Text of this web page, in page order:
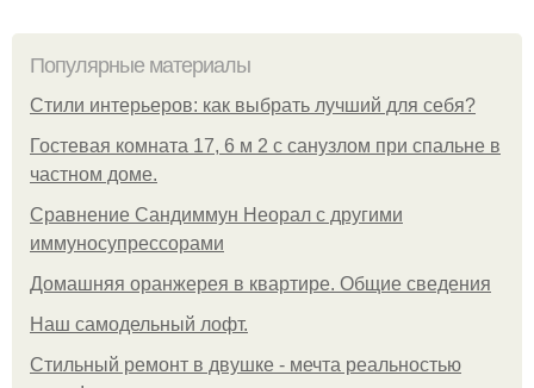
Популярные материалы
Стили интерьеров: как выбрать лучший для себя?
Гостевая комната 17, 6 м 2 с санузлом при спальне в
частном доме.
Сравнение Сандиммун Неорал с другими
иммуносупрессорами
Домашняя оранжерея в квартире. Общие сведения
Наш самодельный лофт.
Стильный ремонт в двушке - мечта реальностью